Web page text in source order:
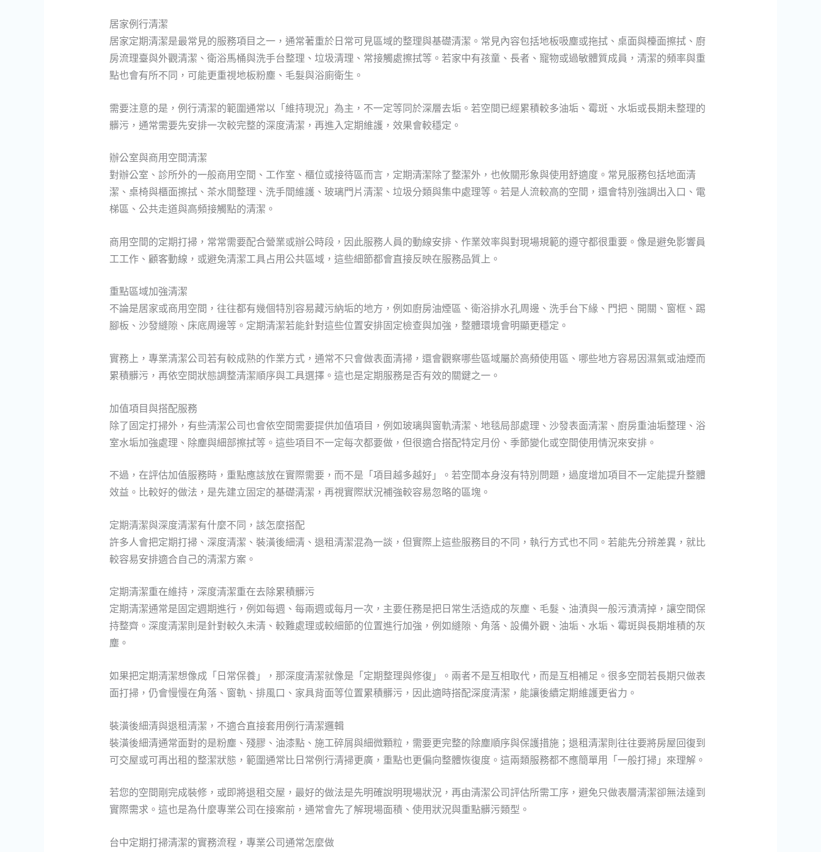
居家例行清潔
居家定期清潔是最常見的服務項目之一，通常著重於日常可見區域的整理與基礎清潔。常見內容包括地板吸塵或拖拭、桌面與檯面擦拭、廚
房流理臺與外觀清潔、衛浴馬桶與洗手台整理、垃圾清理、常接觸處擦拭等。若家中有孩童、長者、寵物或過敏體質成員，清潔的頻率與重
點也會有所不同，可能更重視地板粉塵、毛髮與浴廁衛生。
需要注意的是，例行清潔的範圍通常以「維持現況」為主，不一定等同於深層去垢。若空間已經累積較多油垢、霉斑、水垢或長期未整理的
髒污，通常需要先安排一次較完整的深度清潔，再進入定期維護，效果會較穩定。
辦公室與商用空間清潔
對辦公室、診所外的一般商用空間、工作室、櫃位或接待區而言，定期清潔除了整潔外，也攸關形象與使用舒適度。常見服務包括地面清
潔、桌椅與櫃面擦拭、茶水間整理、洗手間維護、玻璃門片清潔、垃圾分類與集中處理等。若是人流較高的空間，還會特別強調出入口、電
梯區、公共走道與高頻接觸點的清潔。
商用空間的定期打掃，常常需要配合營業或辦公時段，因此服務人員的動線安排、作業效率與對現場規範的遵守都很重要。像是避免影響員
工工作、顧客動線，或避免清潔工具占用公共區域，這些細節都會直接反映在服務品質上。
重點區域加強清潔
不論是居家或商用空間，往往都有幾個特別容易藏污納垢的地方，例如廚房油煙區、衛浴排水孔周邊、洗手台下緣、門把、開關、窗框、踢
腳板、沙發縫隙、床底周邊等。定期清潔若能針對這些位置安排固定檢查與加強，整體環境會明顯更穩定。
實務上，專業清潔公司若有較成熟的作業方式，通常不只會做表面清掃，還會觀察哪些區域屬於高頻使用區、哪些地方容易因濕氣或油煙而
累積髒污，再依空間狀態調整清潔順序與工具選擇。這也是定期服務是否有效的關鍵之一。
加值項目與搭配服務
除了固定打掃外，有些清潔公司也會依空間需要提供加值項目，例如玻璃與窗軌清潔、地毯局部處理、沙發表面清潔、廚房重油垢整理、浴
室水垢加強處理、除塵與細部擦拭等。這些項目不一定每次都要做，但很適合搭配特定月份、季節變化或空間使用情況來安排。
不過，在評估加值服務時，重點應該放在實際需要，而不是「項目越多越好」。若空間本身沒有特別問題，過度增加項目不一定能提升整體
效益。比較好的做法，是先建立固定的基礎清潔，再視實際狀況補強較容易忽略的區塊。
定期清潔與深度清潔有什麼不同，該怎麼搭配
許多人會把定期打掃、深度清潔、裝潢後細清、退租清潔混為一談，但實際上這些服務目的不同，執行方式也不同。若能先分辨差異，就比
較容易安排適合自己的清潔方案。
定期清潔重在維持，深度清潔重在去除累積髒污
定期清潔通常是固定週期進行，例如每週、每兩週或每月一次，主要任務是把日常生活造成的灰塵、毛髮、油漬與一般污漬清掉，讓空間保
持整齊。深度清潔則是針對較久未清、較難處理或較細節的位置進行加強，例如縫隙、角落、設備外觀、油垢、水垢、霉斑與長期堆積的灰
塵。
如果把定期清潔想像成「日常保養」，那深度清潔就像是「定期整理與修復」。兩者不是互相取代，而是互相補足。很多空間若長期只做表
面打掃，仍會慢慢在角落、窗軌、排風口、家具背面等位置累積髒污，因此適時搭配深度清潔，能讓後續定期維護更省力。
裝潢後細清與退租清潔，不適合直接套用例行清潔邏輯
裝潢後細清通常面對的是粉塵、殘膠、油漆點、施工碎屑與細微顆粒，需要更完整的除塵順序與保護措施；退租清潔則往往要將房屋回復到
可交屋或可再出租的整潔狀態，範圍通常比日常例行清掃更廣，重點也更偏向整體恢復度。這兩類服務都不應簡單用「一般打掃」來理解。
若您的空間剛完成裝修，或即將退租交屋，最好的做法是先明確說明現場狀況，再由清潔公司評估所需工序，避免只做表層清潔卻無法達到
實際需求。這也是為什麼專業公司在接案前，通常會先了解現場面積、使用狀況與重點髒污類型。
台中定期打掃清潔的實務流程，專業公司通常怎麼做